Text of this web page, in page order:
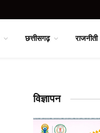
छत्तीसगढ़ राजनीती
विज्ञापन